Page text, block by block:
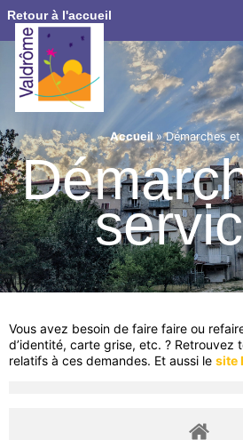
Retour à l'accueil
Accueil»Démarches
Vous avez besoin de faire faire ou
d’identité, carte grise, etc. ? Retrouvez
relatifs à ces demandes. Et aussi le site